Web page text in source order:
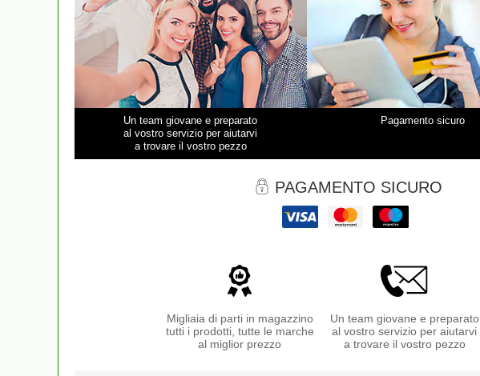
Un team giovane e preparato
al vostro servizio per aiutarvi
a trovare il vostro pezzo
Pagamento sicuro
PAGAMENTO SICURO
Migliaia di parti in magazzino
tutti i prodotti, tutte le marche
al miglior prezzo
Un team giovane e preparato
al vostro servizio per aiutarvi
a trovare il vostro pezzo